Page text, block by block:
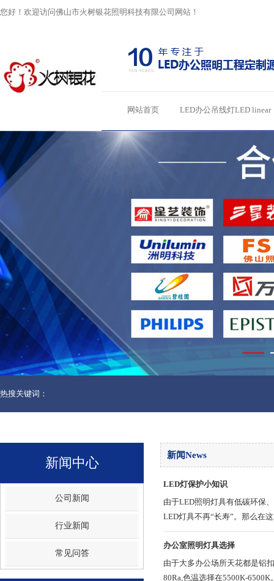
您好！欢迎访问佛山市火树银花照明科技有限公司网站！
网站首页 LED办公吊线灯LED linear
热搜关键词：
新闻中心
公司新闻
行业新闻
常见问答
新闻News
LED灯保护小知识
由于LED照明灯具有低碳环保
LED灯具不再“长寿”。那么在
办公室照明灯具选择
由于大多办公场所天花都是铝
80Ra,色温选择在5500K-6500K